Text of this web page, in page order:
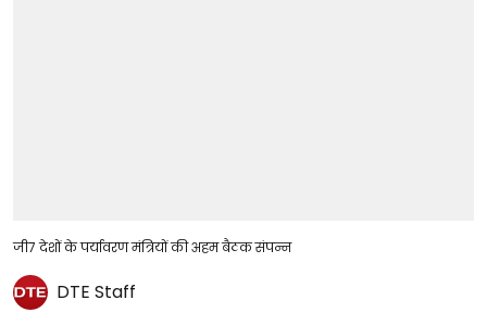
जी7 देशों के पर्यावरण मंत्रियों की अहम बैठक संपन्न
DTE Staff